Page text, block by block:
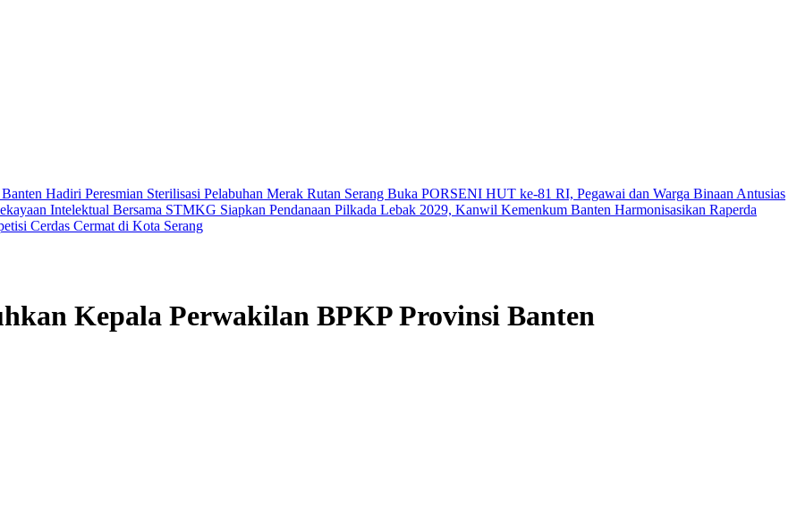
Hadiri Peresmian Sterilisasi Pelabuhan Merak Rutan Serang Buka PORSENI HUT ke-81 RI, Pegawai dan Warga Binaan Antusias
Intelektual Bersama STMKG Siapkan Pendanaan Pilkada Lebak 2029, Kanwil Kemenkum Banten Harmonisasikan Raperda
Cerdas Cermat di Kota Serang
Kepala Perwakilan BPKP Provinsi Banten